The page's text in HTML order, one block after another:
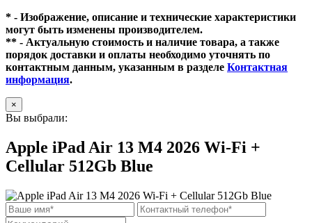
* - Изображение, описание и технические характеристики
могут быть изменены производителем.
** - Актуальную стоимость и наличие товара, а также
порядок доставки и оплаты необходимо уточнять по
контактным данным, указанным в разделе Контактная
информация.
×
Вы выбрали:
Apple iPad Air 13 M4 2026 Wi-Fi +
Cellular 512Gb Blue